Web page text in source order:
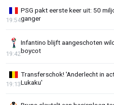
PSG pakt eerste keer uit: 50
ganger
19:54
Infantino blijft aangeschoten
boycot
19:42
Transferschok! 'Anderlecht in
Lukaku'
19:13